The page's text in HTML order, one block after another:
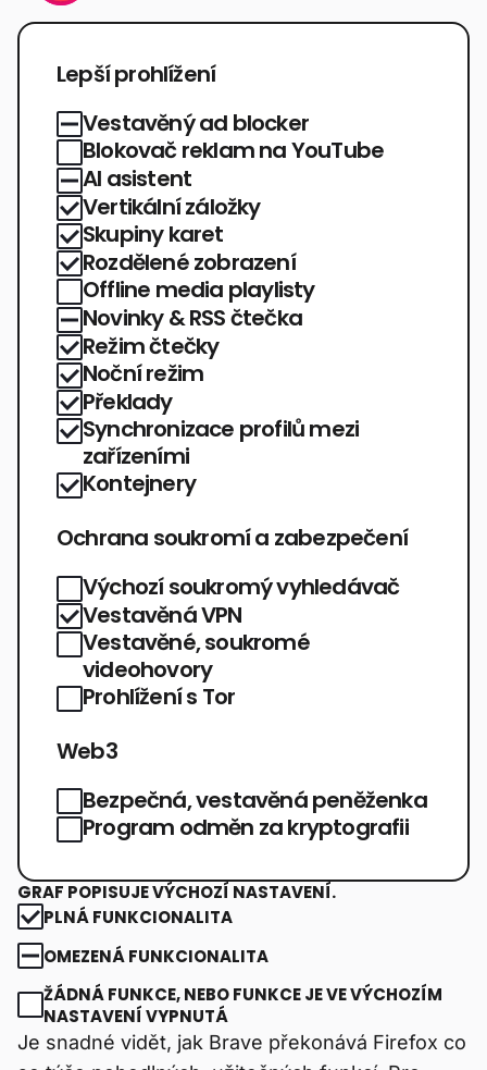
Lepší prohlížení
Vestavěný ad blocker
Blokovač reklam na YouTube
AI asistent
Vertikální záložky
Skupiny karet
Rozdělené zobrazení
Offline media playlisty
Novinky & RSS čtečka
Režim čtečky
Noční režim
Překlady
Synchronizace profilů mezi
zařízeními
Kontejnery
Ochrana soukromí a zabezpečení
Výchozí soukromý vyhledávač
Vestavěná VPN
Vestavěné, soukromé
videohovory
Prohlížení s Tor
Web3
Bezpečná, vestavěná peněženka
Program odměn za kryptografii
GRAF POPISUJE VÝCHOZÍ NASTAVENÍ.
PLNÁ FUNKCIONALITA
OMEZENÁ FUNKCIONALITA
ŽÁDNÁ FUNKCE, NEBO FUNKCE JE VE VÝCHOZÍM
NASTAVENÍ VYPNUTÁ
Je snadné vidět, jak Brave překonává Firefox co